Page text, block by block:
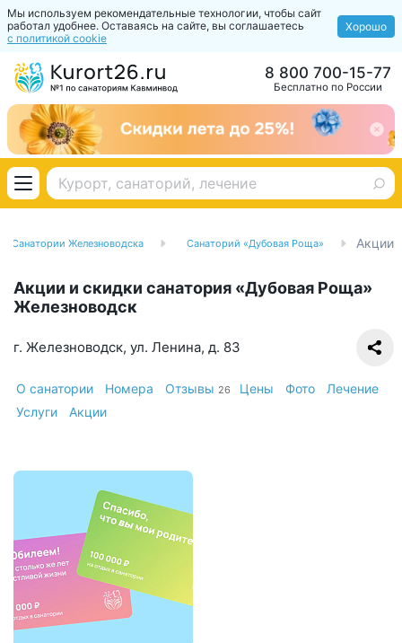
Мы используем рекомендательные технологии, чтобы сайт
работал удобнее. Оставаясь на сайте, вы соглашаетесь
с политикой cookie
Хорошо
Бесплатно по России
8 800 700-15-77
Санатории Железноводска Санаторий «Дубовая Роща» Акции
Акции и скидки санатория «Дубовая Роща»
Железноводск
г. Железноводск, ул. Ленина, д. 83
О санатории Номера Отзывы 26 Цены Фото
Лечение
Услуги
Акции